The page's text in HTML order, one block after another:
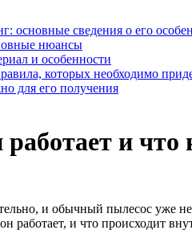
основные сведения о его
нюансы
и особенности
которых необходимо
для его получения
и
и обычный пылесос уже
и что происходит